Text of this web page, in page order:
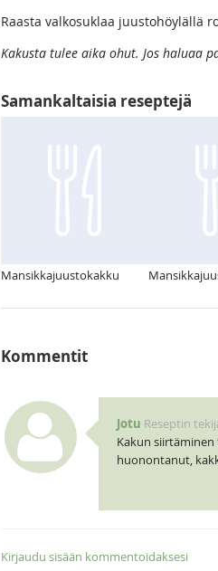
Raasta valkosuklaa juustohöylällä
Kakusta tulee aika ohut. Jos haluaa
Samankaltaisia reseptejä
Mansikkajuustokakku
Kommentit
Jotu Reseptin
Kakun
huonontanut,
Kirjaudu sisään kommentoidaksesi